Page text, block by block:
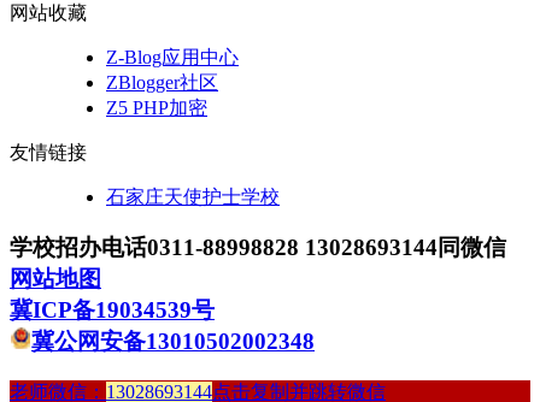
网站收藏
Z-Blog应用中心
ZBlogger社区
Z5 PHP加密
友情链接
石家庄天使护士学校
学校招办电话0311-88998828 13028693144同微信
网站地图
冀ICP备19034539号
冀公网安备13010502002348
老师微信： 13028693144点击复制并跳转微信